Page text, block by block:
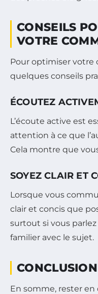
CONSEILS
VOTRE
Pour optimiser votre
quelques conseils
ÉCOUTEZ
L’écoute active est
attention à ce que
Cela montre que
SOYEZ CLAIR ET
Lorsque vous
clair et concis que
surtout si vous parlez
familier avec le sujet.
CONCLUSION
En somme, rester